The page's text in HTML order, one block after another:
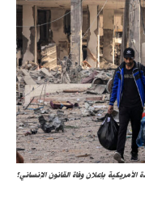
بإعلان وفاة القانون الإنساني؟